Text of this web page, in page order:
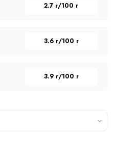
2.7 г/100 г
3.6 г/100 г
3.9 г/100 г